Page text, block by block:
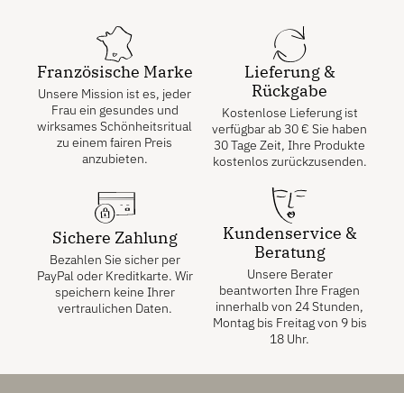
Französische Marke
Unsere Mission ist es, jeder
Frau ein gesundes und
wirksames Schönheitsritual
zu einem fairen Preis
anzubieten.
Lieferung &
Rückgabe
Kostenlose Lieferung ist
verfügbar ab 30 € Sie haben
30 Tage Zeit, Ihre Produkte
kostenlos zurückzusenden.
Sichere Zahlung
Bezahlen Sie sicher per
PayPal oder Kreditkarte. Wir
speichern keine Ihrer
vertraulichen Daten.
Kundenservice &
Beratung
Unsere Berater
beantworten Ihre Fragen
innerhalb von 24 Stunden,
Montag bis Freitag von 9 bis
18 Uhr.